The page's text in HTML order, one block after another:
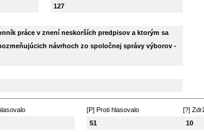
127
práce v znení neskorších predpisov a ktorým sa
návrhoch zo spoločnej správy výborov -
[P] Proti hlasovalo
51
[?]
10